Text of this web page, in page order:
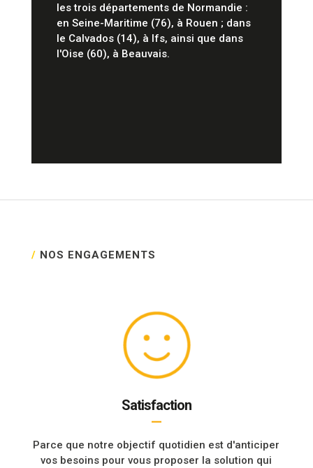
les trois départements de Normandie :
en Seine-Maritime (76), à Rouen ; dans
le Calvados (14), à Ifs, ainsi que dans
l'Oise (60), à Beauvais.
/ NOS ENGAGEMENTS
Satisfaction
—
Parce que notre objectif quotidien est d'anticiper
vos besoins pour vous proposer la solution qui